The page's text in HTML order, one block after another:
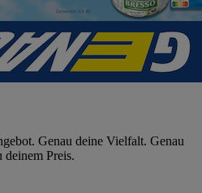
Genau deine Vielfalt. Genau
deinem Preis.